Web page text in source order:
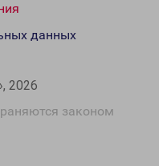
2026
законом
данных